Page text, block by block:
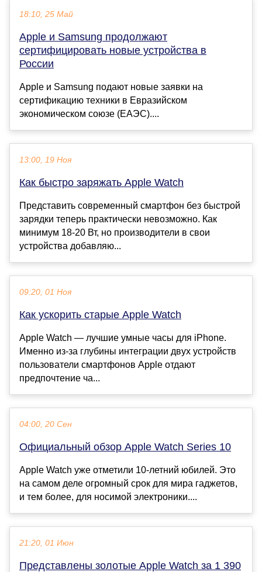
18:10, 25 Май
Apple и Samsung продолжают
сертифицировать новые устройства в
России
Apple и Samsung подают новые заявки на
сертификацию техники в Евразийском
экономическом союзе (ЕАЭС)....
13:00, 19 Ноя
Как быстро заряжать Apple Watch
Представить современный смартфон без быстрой
зарядки теперь практически невозможно. Как
минимум 18-20 Вт, но производители в свои
устройства добавляю...
09:20, 01 Ноя
Как ускорить старые Apple Watch
Apple Watch — лучшие умные часы для iPhone.
Именно из-за глубины интеграции двух устройств
пользователи смартфонов Apple отдают
предпочтение ча...
04:00, 20 Сен
Официальный обзор Apple Watch Series 10
Apple Watch уже отметили 10-летний юбилей. Это
на самом деле огромный срок для мира гаджетов,
и тем более, для носимой электроники....
21:20, 01 Июн
Представлены золотые Apple Watch за 1 390